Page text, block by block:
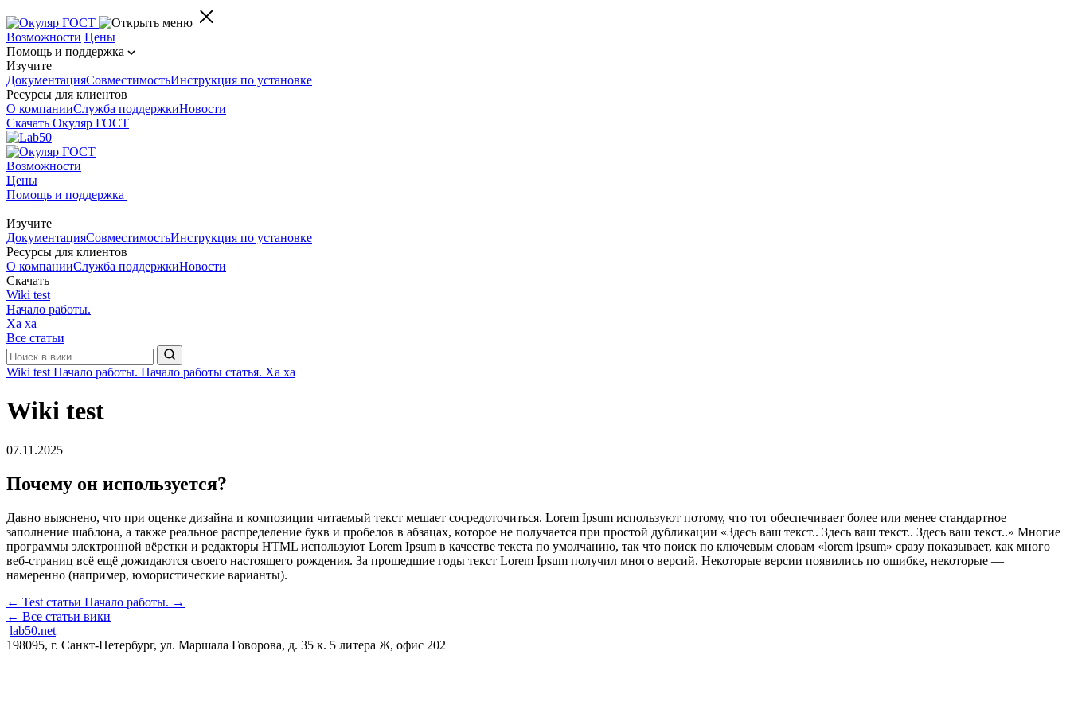
Возможности Цены
Помощь и поддержка
Изучите
ДокументацияСовместимостьИнструкция по установке
Ресурсы для клиентов
О компанииСлужба поддержкиНовости
Скачать Окуляр ГОСТ
Возможности
Цены
Помощь и поддержка
Изучите
ДокументацияСовместимостьИнструкция по установке
Ресурсы для клиентов
О компанииСлужба поддержкиНовости
Скачать
Wiki test
Начало работы.
Ха ха
Все статьи
Wiki test Начало работы. Начало работы статья. Ха ха
Wiki test
07.11.2025
Почему он используется?
Давно выяснено, что при оценке дизайна и композиции читаемый текст мешает сосредоточиться. Lorem Ipsum используют потому, что тот обеспечивает более или менее стандартное
заполнение шаблона, а также реальное распределение букв и пробелов в абзацах, которое не получается при простой дубликации «Здесь ваш текст.. Здесь ваш текст.. Здесь ваш текст..» Многие
программы электронной вёрстки и редакторы HTML используют Lorem Ipsum в качестве текста по умолчанию, так что поиск по ключевым словам «lorem ipsum» сразу показывает, как много
веб-страниц всё ещё дожидаются своего настоящего рождения. За прошедшие годы текст Lorem Ipsum получил много версий. Некоторые версии появились по ошибке, некоторые —
намеренно (например, юмористические варианты).
← Test статьи Начало работы. →
← Все статьи вики
lab50.net
198095, г. Санкт-Петербург, ул. Маршала Говорова, д. 35 к. 5 литера Ж, офис 202